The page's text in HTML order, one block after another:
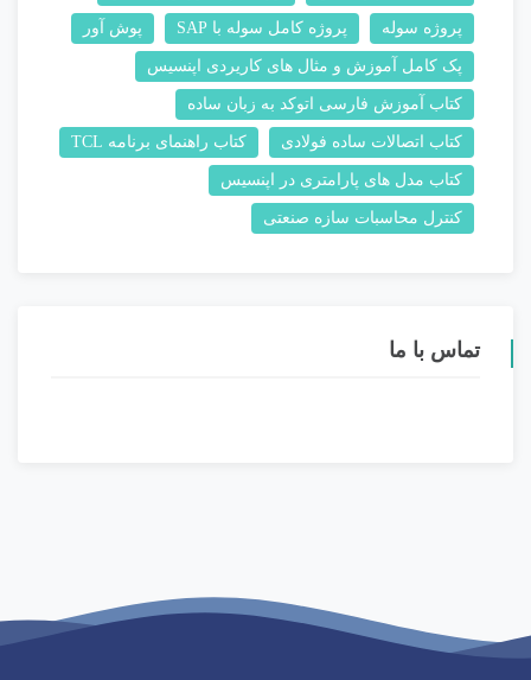
پروژه سوله پروژه کامل سوله با SAP پوش آور
پک کامل آموزش و مثال های کاریردی اپنسیس
کتاب آموزش فارسی اتوکد به زبان ساده
کتاب اتصالات ساده فولادی کتاب راهنمای برنامه TCL
کتاب مدل های پارامتری در اپنسیس
کنترل محاسبات سازه صنعتی
تماس با ما